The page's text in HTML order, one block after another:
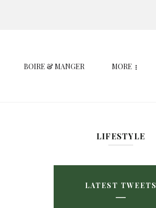
BOIRE & MANGER MORE
LIFESTYLE
LATEST TWEETS